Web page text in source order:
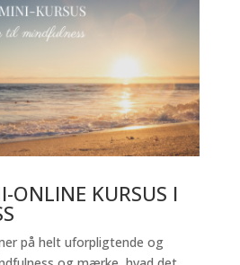
ONLINE KURSUS I
på helt uforpligtende og